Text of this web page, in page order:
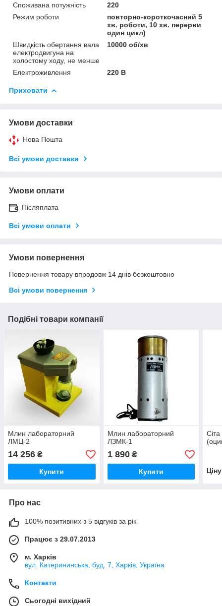
Споживана потужність
220
Режим роботи
повторно-короткочасний 5
хв. роботи, 10 хв. перерви
один цикл)
Швидкість обертання вала
електродвигуна на
холостому ходу, не менше
10000 об/хв
Електроживлення 220 В
Приховати
Умови доставки
Нова Пошта
Всі умови доставки
Умови оплати
Післяплата
Всі умови оплати
Умови повернення
Повернення товару впродовж 14 днів безкоштовно
Всі умови повернення
Подібні товари компанії
Млин лабораторний
ЛМЦ-2
14 256 ₴
Купити
Млин лабораторний
ЛЗМК-1
1 890₴
Купити
Про нас
100% позитивних з 5 відгуків за рік
Працює з 29.07.2013
м. Харків
вул. Катерининська, буд. 7, Харків, Україна
Контакти
Сьогодні вихідний